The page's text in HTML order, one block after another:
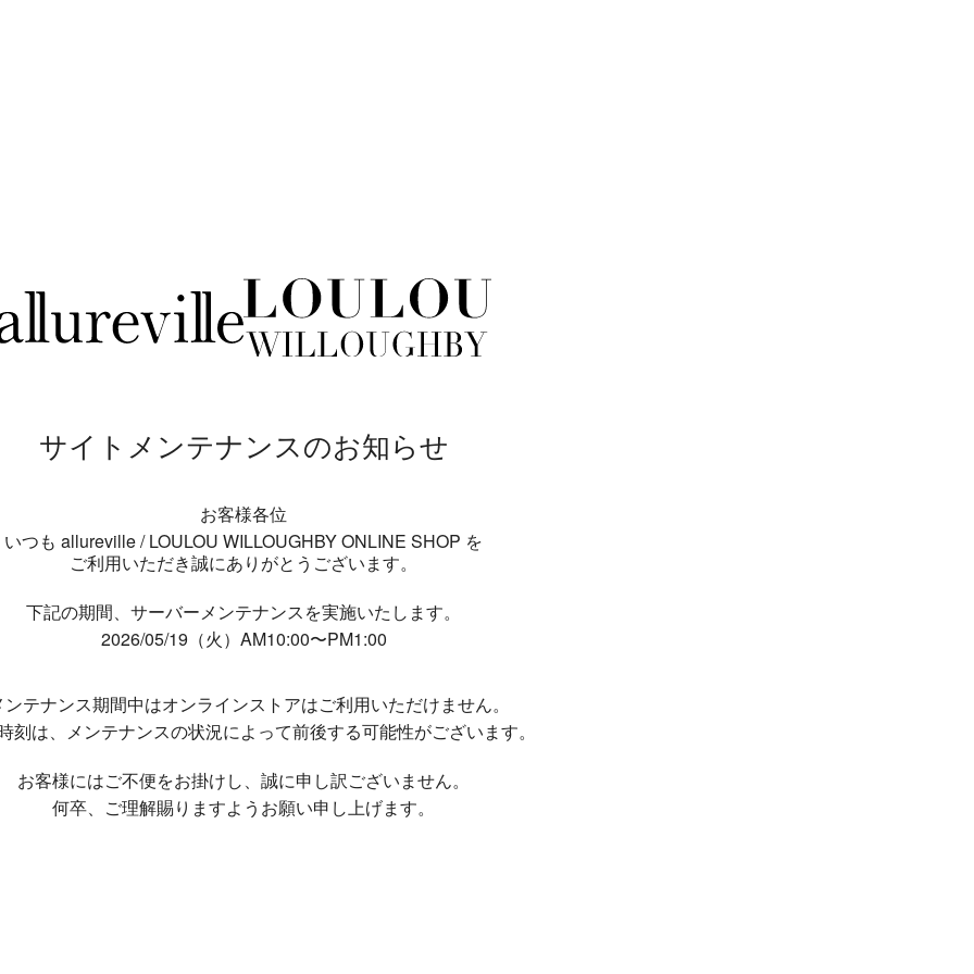
サイトメンテナンスのお知らせ
お客様各位
いつも allureville / LOULOU WILLOUGHBY ONLINE SHOP を
ご利用いただき誠にありがとうございます。
下記の期間、サーバーメンテナンスを実施いたします。
2026/05/19（火）AM10:00〜PM1:00
ンテナンス期間中はオンラインストアはご利用いただけません。
刻は、メンテナンスの状況によって前後する可能性がございます。
お客様にはご不便をお掛けし、 誠に申し訳ございません。
何卒、ご理解賜りますようお願い申し上げます。